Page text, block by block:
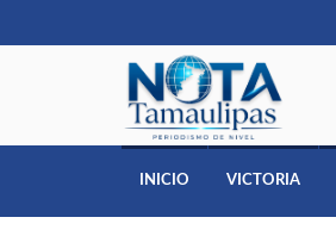
INICIO VICTORIA